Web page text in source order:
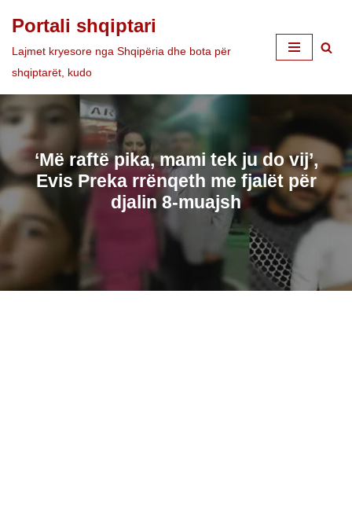
Skip
to
Portali shqiptari
Lajmet kryesore nga Shqipëria dhe bota për
shqiptarët, kudo
‘Më raftë pika, mami tek ju do vij’,
Evis Preka rrënqeth me fjalët për
djalin 8-muajsh